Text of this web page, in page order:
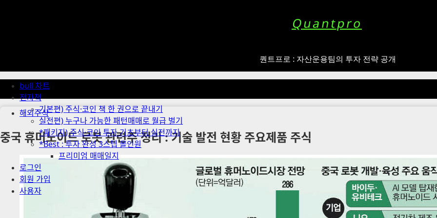
Quantpro
퀀트프로 : 자산운용팀의 투자 전략 공개
bull 차트
전자책
기본편) 주식·코인 책 한 권으로 끝내기
실전편) 누구나 가능한 패턴매매로 월급 벌기
*패키지) 주식·코인 투자 기초부터 실전까지
*Best : 투자 완성 3스텝 올인원
프리미엄 매매일지
로그인
회원 가입
사용자
해외주식
중국 휴머노이드 로봇 관련주 정리 : 기술 발전 현황 주요제품 주식